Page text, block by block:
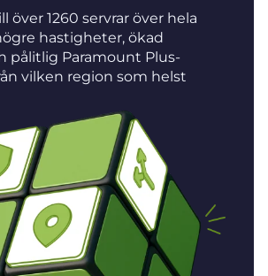
över 1260 servrar över hela
hastigheter, ökad
pålitlig Paramount Plus-
vilken region som helst